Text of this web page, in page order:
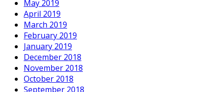
May 2019
April 2019
March 2019
February 2019
January 2019
December 2018
November 2018
October 2018
September 2018